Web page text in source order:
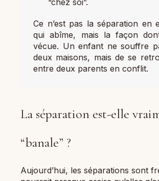
Ce n’est pas la séparation en
qui abîme, mais la façon
vécue. Un enfant ne souffre
deux maisons, mais de se
entre deux parents en conflit.
La séparation est-elle
“banale” ?
Aujourd’hui, les séparations sont